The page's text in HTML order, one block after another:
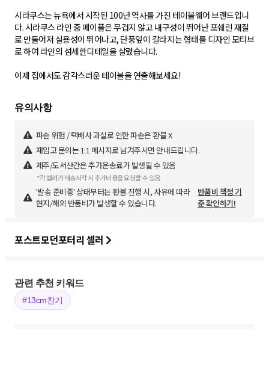
시라쿠스는 뉴욕에서 시작된 100년 역사를 가진 테이블웨어 브랜드입니
다. 시라쿠스 라인 중 메이플은 무겁지 않고 내구성이 뛰어난 포쉐린 재질
로 만들어져 실용성이 뛰어나고, 단풍잎이 갈라지는 형태를 디자인 모티브
로 하여 라인의 섬세한디테일을 살렸습니다.
이제 집에서도 감각스러운 테이블을 연출해보세요!
유의사항
파손 위험 / 택배사 과실로 인한 파손은 환불 X
재입고 문의는 1:1 메시지로 남겨주시면 안내드립니다.
제주/도서산간은 추가운송료가 발생될 수 있음
*각 셀러가 배송시작 시 추가비용을 요청할 수 있음
'발송 준비중' 상태부터는 환불 진행 시, 사유에 따라
현지/해외 반품비가 발생할 수 있습니다.
반품비 책정 기
준 확인하기!
포스트모던포터리 셀러
관련 추천 키워드
#13cm찬기